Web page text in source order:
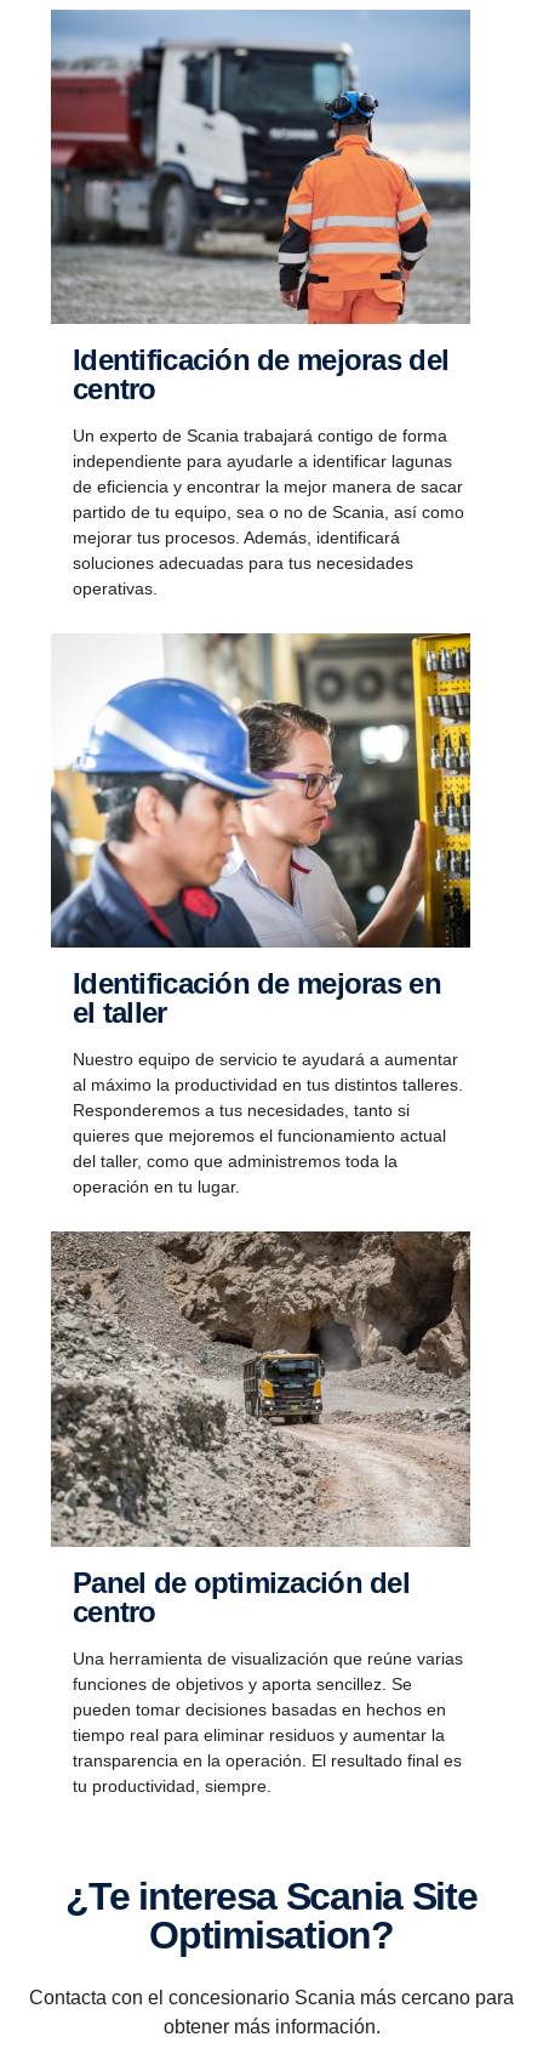
Identi­fi­ca­ción de mejoras del
centro
Un experto de Scania trabajará contigo de forma
independiente para ayudarle a identificar lagunas
de eficiencia y encontrar la mejor manera de sacar
partido de tu equipo, sea o no de Scania, así como
mejorar tus procesos. Además, identificará
soluciones adecuadas para tus necesidades
operativas.
Identi­fi­ca­ción de mejoras en
el taller
Nuestro equipo de servicio te ayudará a aumentar
al máximo la productividad en tus distintos talleres.
Responderemos a tus necesidades, tanto si
quieres que mejoremos el funcionamiento actual
del taller, como que administremos toda la
operación en tu lugar.
Panel de optimi­za­ción del
centro
Una herramienta de visualización que reúne varias
funciones de objetivos y aporta sencillez. Se
pueden tomar decisiones basadas en hechos en
tiempo real para eliminar residuos y aumentar la
transparencia en la operación. El resultado final es
tu productividad, siempre.
¿Te interesa Scania Site
Optimi­sa­tion?
Contacta con el concesionario Scania más cercano para
obtener más información.